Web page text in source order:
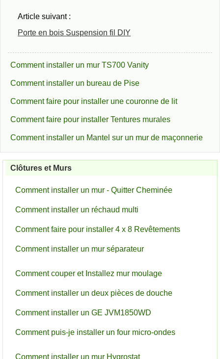
Article suivant :
Porte en bois Suspension fil DIY
Comment installer un mur TS700 Vanity
Comment installer un bureau de Pise
Comment faire pour installer une couronne de lit
Comment faire pour installer Tentures murales
Comment installer un Mantel sur un mur de maçonnerie
Clôtures et Murs
Comment installer un mur - Quitter Cheminée
Comment installer un réchaud multi
Comment faire pour installer 4 x 8 Revêtements
Comment installer un mur séparateur
Comment couper et Installez mur moulage
Comment installer un deux pièces de douche
Comment installer un GE JVM1850WD
Comment puis-je installer un four micro-ondes
Comment installer un mur Hygrostat